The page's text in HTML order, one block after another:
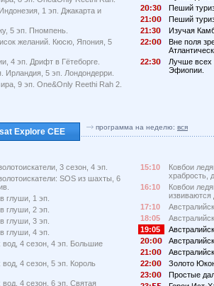
1 эп. Джакарта и
5 эп. Пномпень.
желаний. Кюсю, Япония, 5
4 эп. Дрифт в Гётеборге.
Ирландия, 5 эп. Лондондерри.
9 эп. One&Only Reethi Rah 2.
2
:3
Пеший
21:
Пеший
21:3
Изучая
22:
Вне поля
22:3
Лучше всех
Эфиопии.
Explore CEE программа на неделю: вся
3 сезон, 4 эп.
SOS из шахты, 6
глуши, 1 эп.
глуши, 2 эп.
глуши, 3 эп.
глуши, 4 эп.
вод, 4 сезон, 4 эп. Большие
4 сезон, 5 эп. Король
4 сезон, 6 эп. Святая
15:10
Ковбои
храбрость,
16:10
Ковбои
извиваются
17:10
18:05
19:05
2
:
21:
22:
Золото
23:
Простые